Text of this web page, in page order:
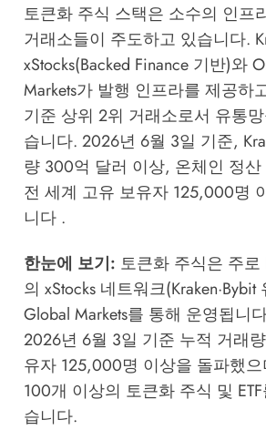
토큰화 주식 스택은 소수의 인프
거래소들이 주도하고 있습니다.
xStocks(Backed Finance 기반)와
Markets가 발행 인프라를 제공하
기준 상위 2위 거래소로서 유통
습니다. 2026년 6월 3일 기준,
량 300억 달러 이상, 온체인 정
전 세계 고유 보유자 125,000명
니다 .
한눈에 보기: 토큰화 주식은 주로
의 xStocks 네트워크
Global Markets를 통해 운영됩니
2026년 6월 3일 기준 누적 거래
유자 125,000명 이상을 돌파했
100개 이상의 토큰화 주식 및
습니다.